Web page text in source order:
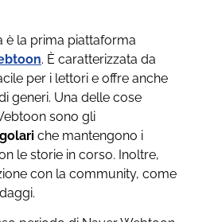
è la prima piattaforma
. È caratterizzata da
per i lettori e offre anche
generi. Una delle cose
sono gli
che mantengono i
le storie in corso. Inoltre,
con la community, come